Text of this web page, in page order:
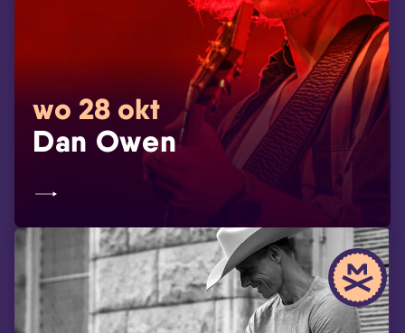
wo 28 okt
Dan Owen